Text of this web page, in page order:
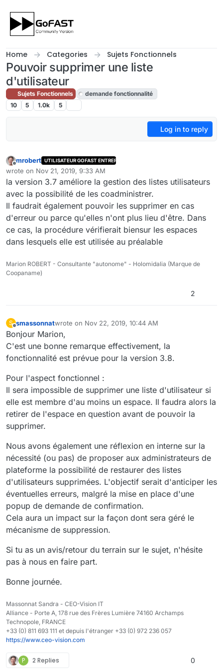
Home Categories Sujets Fonctionnels
Pouvoir supprimer une liste
d'utilisateur
Sujets Fonctionnels
demande fonctionnalité
10
5 1.0k 5
Log in to reply
Offline
mrobert UTILISATEUR GOFAST ENTREPRISE
wrote on Nov 21, 2019, 9:33 AM
last edited by cpotterNov 21, 2019, 12:05 PM
la version 3.7 améliore la gestion des listes utilisateurs
avec la possibilité de les coadministrer.
Il faudrait également pouvoir les supprimer en cas
d'erreur ou parce qu'elles n'ont plus lieu d'être. Dans
ce cas, la procédure vérifierait biensur les espaces
dans lesquels elle est utilisée au préalable
Marion ROBERT - Consultante "autonome" - Holomidalia (Marque de
Coopaname)
2
S
Offline
smassonnatwrote on Nov 22, 2019, 10:44 AM
last edited by
Bonjour Marion,
C'est une bonne remarque effectivement, la
fonctionnalité est prévue pour la version 3.8.
Pour l'aspect fonctionnel :
Il sera impossible de supprimer une liste d'utilisateur si
elle est membre d'au moins un espace. Il faudra alors la
retirer de l'espace en question avant de pouvoir la
supprimer.
Nous avons également une réflexion en interne sur la
nécessité (ou pas) de proposer aux administrateurs de
plateforme la possibilité de restaurer des listes
d'utilisateurs supprimées. L'objectif serait d'anticiper les
éventuelles erreurs, malgré la mise en place d'une
popup de demande de confirmation.
Cela aura un impact sur la façon dont sera géré le
mécanisme de suppression.
Si tu as un avis/retour du terrain sur le sujet, n'hésite
pas à nous en faire part.
Bonne journée.
Massonnat Sandra - CEO-Vision IT
Alliance - Porte A, 178 rue des Frères Lumière 74160 Archamps
Technopole, FRANCE
+33 (0) 811 693 111 et depuis l'étranger +33 (0) 972 236 057
https://www.ceo-vision.com
P 2 Replies 0